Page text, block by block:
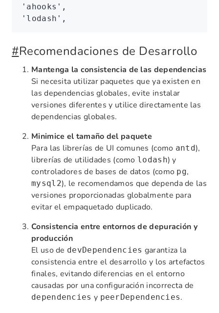
'ahooks' ,
'lodash' ,
#Recomendaciones de Desarrollo
Mantenga la consistencia de las dependencias
Si necesita utilizar paquetes que ya existen en
las dependencias globales, evite instalar
versiones diferentes y utilice directamente las
dependencias globales.
Minimice el tamaño del paquete
Para las librerías de UI comunes (como antd),
librerías de utilidades (como lodash) y
controladores de bases de datos (como pg,
mysql2), le recomendamos que dependa de las
versiones proporcionadas globalmente para
evitar el empaquetado duplicado.
Consistencia entre entornos de depuración y
producción
El uso de devDependencies garantiza la
consistencia entre el desarrollo y los artefactos
finales, evitando diferencias en el entorno
causadas por una configuración incorrecta de
dependencies y peerDependencies.